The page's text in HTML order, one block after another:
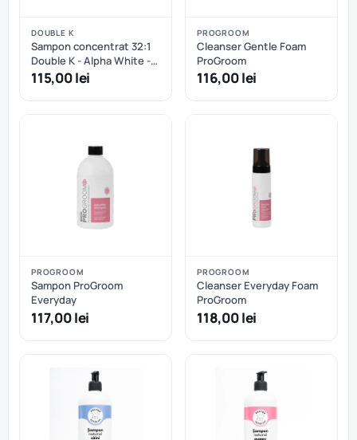
DOUBLE K
Sampon concentrat 32:1
Double K - Alpha White -
473.2 ml
115,00 lei
PROGROOM
Cleanser Gentle Foam
ProGroom
116,00 lei
PROGROOM
Sampon ProGroom
Everyday
117,00 lei
PROGROOM
Cleanser Everyday Foam
ProGroom
118,00 lei